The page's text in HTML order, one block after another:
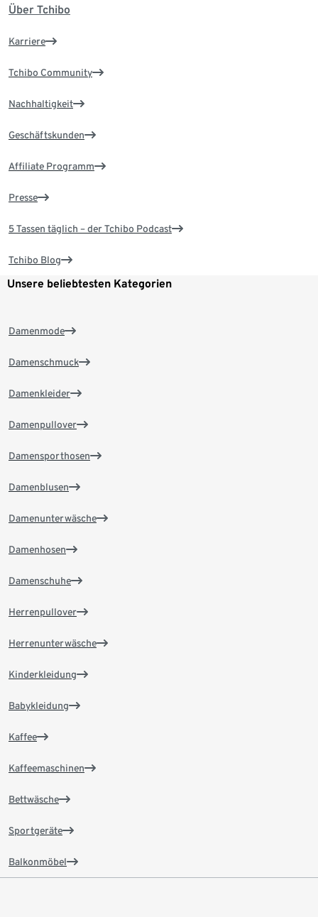
Über Tchibo
Karriere
Tchibo Community
Nachhaltigkeit
Geschäftskunden
Affiliate Programm
Presse
5 Tassen täglich – der Tchibo Podcast
Tchibo Blog
Unsere beliebtesten Kategorien
Damenmode
Damenschmuck
Damenkleider
Damenpullover
Damensporthosen
Damenblusen
Damenunterwäsche
Damenhosen
Damenschuhe
Herrenpullover
Herrenunterwäsche
Kinderkleidung
Babykleidung
Kaffee
Kaffeemaschinen
Bettwäsche
Sportgeräte
Balkonmöbel